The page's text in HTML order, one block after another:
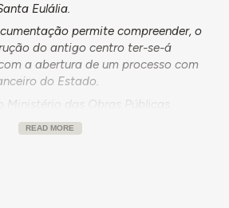
Eulália.
permite compreender, o
do antigo centro ter-se-á
a abertura de um processo com
do Estado.
Ministério das Obras Públicas
de 43.000$00 à Casa
através do Fundo de
construção do edifício - orçada
nesse mesmo ano.
READ MORE